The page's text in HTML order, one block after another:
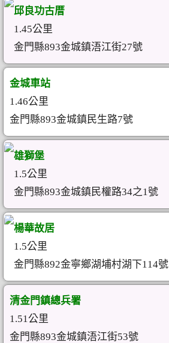
邱良功古厝
1.45公里
金門縣893金城鎮浯江街27號
金城車站
1.46公里
金門縣893金城鎮民生路7號
雄獅堡
1.5公里
金門縣893金城鎮民權路34之1號
楊華故居
1.5公里
金門縣892金寧鄉湖埔村湖下114號
清金門鎮總兵署
1.51公里
金門縣893金城鎮浯江街53號